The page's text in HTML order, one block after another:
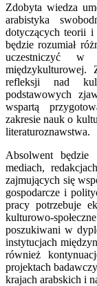
Zdobyta wiedza
arabistyka
dotyczących teorii
będzie rozumiał
uczestniczyć w
międzykulturowej.
refleksji nad
podstawowych
wspartą
zakresie nauk o
literaturoznawstwa.
Absolwent
mediach,
zajmujących się
gospodarcze i
pracy potrzebuje
kulturowo-
poszukiwani w
instytucjach
również
projektach
krajach arabskich i